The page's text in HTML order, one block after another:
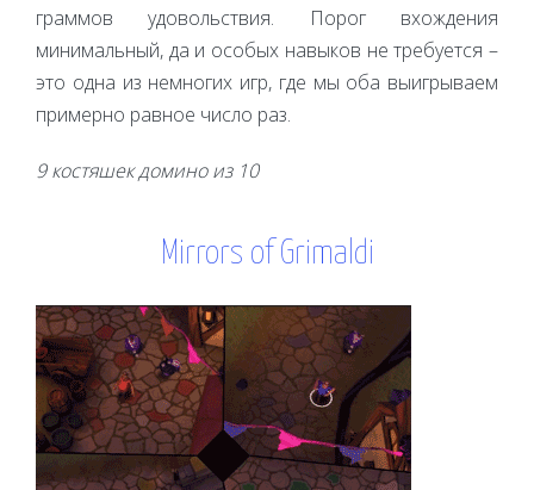
граммов удовольствия. Порог вхождения
минимальный, да и особых навыков не требуется –
это одна из немногих игр, где мы оба выигрываем
примерно равное число раз.
9 костяшек домино из 10
Mirrors of Grimaldi